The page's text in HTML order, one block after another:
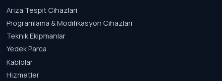
Ariza Tespit Cihazlari
Programlama & Modifikasyon Cihazlari
Teknik Ekipmanlar
Yedek Parca
Kablolar
Hizmetler